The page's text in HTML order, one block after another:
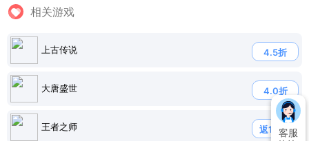
相关游戏
上古传说 4.5折
大唐盛世 4.0折
王者之师 返120%
客服